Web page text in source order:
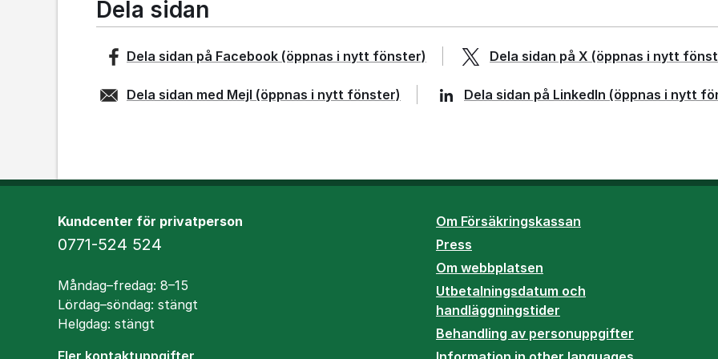
Dela sidan
Dela sidan på Facebook (öppnas i nytt fönster) Dela sidan på X (öppnas i nytt
Dela sidan med Mejl (öppnas i nytt fönster) Dela sidan på LinkedIn (öppnas i nytt
Kundcenter för privatperson
Telefon
0771-524 524
Öppettider
Måndag–fredag: 8–15
Lördag–söndag: stängt
Helgdag: stängt
Fler kontaktuppgifter
Om Försäkringskassan
Press
Om webbplatsen
Utbetalningsdatum och
handläggningstider
Behandling av personuppgifter